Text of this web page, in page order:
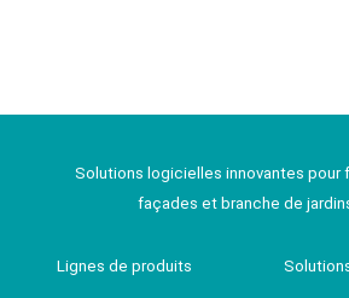
Solutions logicielles innovantes pour
façades et branche de
Lignes de produits